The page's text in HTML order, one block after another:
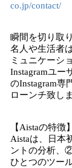
co.jp/contact/
瞬間を切り取
名人や生活者
ミュニケーシ
Instagramユー
のInstagram専
ローンチ致し
【Aistaの特徴】
Aistaは、日本
ントの分析、
ひとつのツー